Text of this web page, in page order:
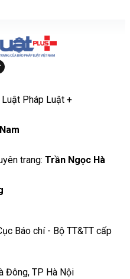
Pháp Luật +
trang: Trần Ngọc Hà
Báo chí - Bộ TT&TT cấp
Đông, TP Hà Nội